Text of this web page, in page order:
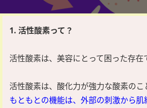
1. 活性酸素って？
活性酸素は、美容にとって困った存在
活性酸素は、酸化力が強力な酸素のこ
もともとの機能は、外部の刺激から肌